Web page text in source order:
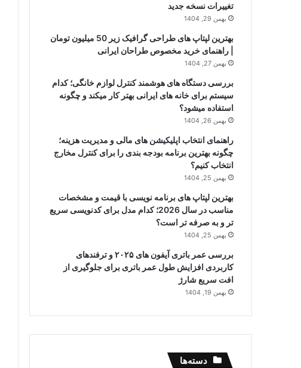
تغییرات نسخه جدید
بهمن 29, 1404
بهترین لپتاپ های طراحی گرافیک زیر 50 میلیون تومان
| راهنمای خرید مخصوص طراحان ایرانی
بهمن 27, 1404
بررسی دستگاه های هوشمند کنترل لوازم خانگی؛ کدام
سیستم برای خانه های ایرانی بهتر کار میکند و چگونه
استفاده میشود؟
بهمن 26, 1404
راهنمای انتخاب اپلیکیشن های مالی و مدیریت هزینه؛
چگونه بهترین برنامه بودجه بندی را برای کنترل مخارج
انتخاب کنیم؟
بهمن 25, 1404
بهترین لپتاپ های برنامه نویسی با قیمت و مشخصات
مناسب در سال 2026؛ کدام مدل برای کدنویسی سریع
تر و به صرفه تر است؟
بهمن 25, 1404
بررسی عمر باتری آیفون های ۲۰۲۵ و ترفندهای
کاربردی افزایش طول عمر باتری برای جلوگیری از
افت سریع شارژ
بهمن 19, 1404
دسته‌ها